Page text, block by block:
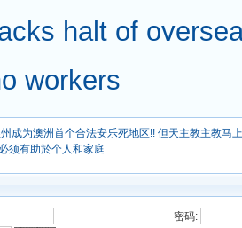
halt of
workers
成为澳洲首个合法安乐死地区!! 但天主教主教马
须有助於个人和家庭
密码: